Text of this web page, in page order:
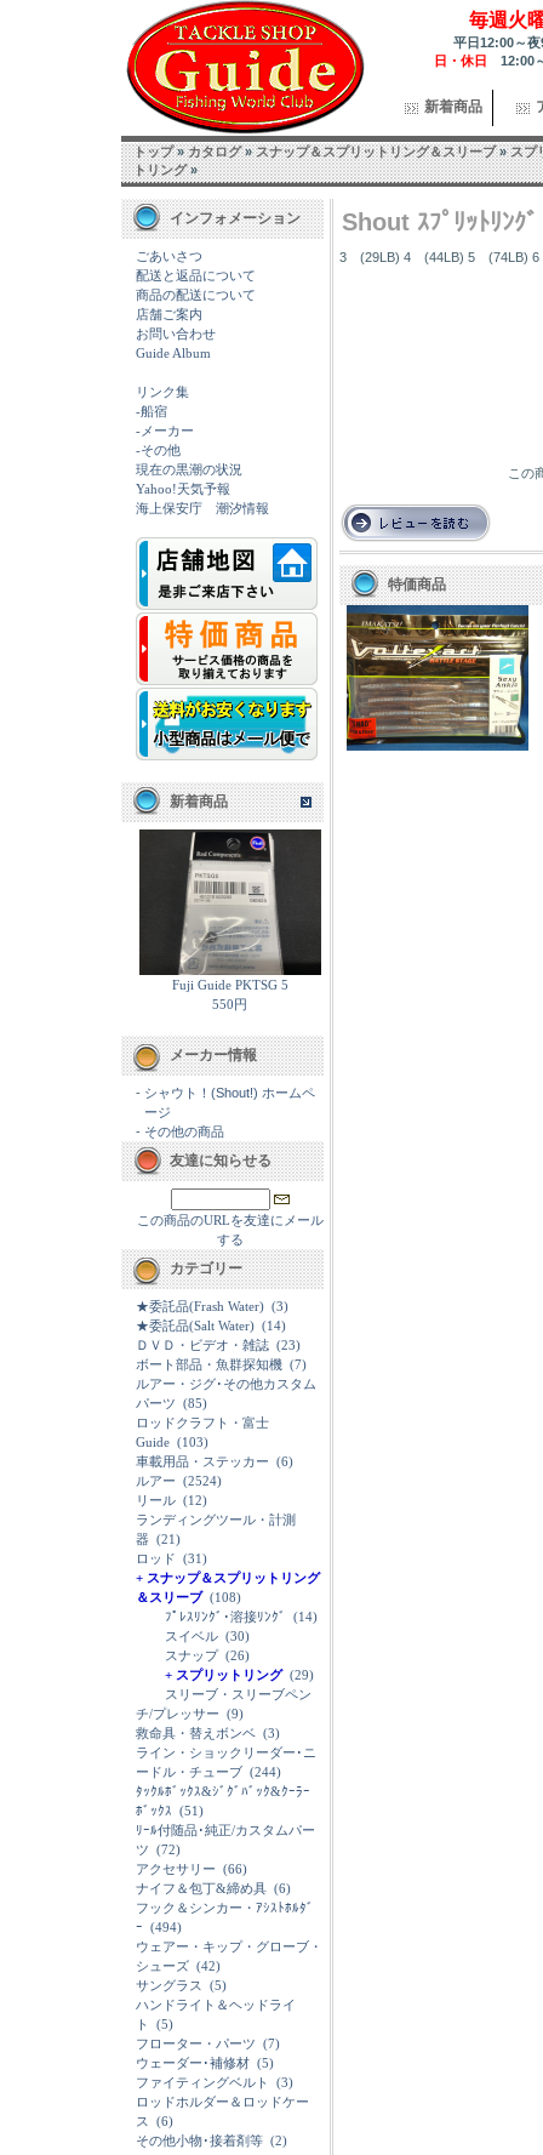
毎週火
平日12:00～
日・休日 12:00
新着商品
トップ»カタログ»スナップ＆スプリットリング＆スリーブ»スプ
トリング»
インフォメーション
ごあいさつ
配送と返品について
商品の配送について
店舗ご案内
お問い合わせ
Guide Album
リンク集
-船宿
-メーカー
-その他
現在の黒潮の状況
Yahoo!天気予報
海上保安庁 潮汐情報
新着商品
Fuji Guide PKTSG 5
550円
メーカー情報
- シャウト！(Shout!) ホームペ
ージ
- その他の商品
友達に知らせる
この商品のURLを友達にメール
する
カテゴリー
★委託品(Frash Water) (3)
★委託品(Salt Water) (14)
ＤＶＤ・ビデオ・雑誌 (23)
ボート部品・魚群探知機 (7)
ルアー・ジグ･その他カスタム
パーツ (85)
ロッドクラフト・富士
Guide (103)
車載用品・ステッカー (6)
ルアー (2524)
リール (12)
ランディングツール・計測
器 (21)
ロッド (31)
+ スナップ＆スプリットリング
＆スリーブ(108)
ﾌﾟﾚｽﾘﾝｸﾞ･溶接ﾘﾝｸﾞ
(14)
スイベル (30)
スナップ(26)
+ スプリットリング(29)
スリーブ・スリーブペン
チ/プレッサー (9)
救命具・替えボンベ (3)
ライン・ショックリーダー･ニ
ードル・チューブ (244)
ﾀｯｸﾙﾎﾞｯｸｽ&ｼﾞｸﾞﾊﾞｯｸ&ｸｰﾗｰ
ﾎﾞｯｸｽ (51)
ﾘｰﾙ付随品･純正/カスタムパー
ツ (72)
アクセサリー (66)
ナイフ＆包丁&締め具 (6)
フック＆シンカー・ｱｼｽﾄﾎﾙﾀﾞ
ｰ (494)
ウェアー・キップ・グローブ・
シューズ (42)
サングラス
(5)
ハンドライト＆ヘッドライ
ト
(5)
フローター・パーツ (7)
ウェーダー･補修材 (5)
ファイティングベルト
(3)
ロッドホルダー＆ロッドケー
ス
(6)
その他小物･接着剤等 (2)
Shout ｽﾌﾟﾘｯﾄﾘﾝｸ
3 (29LB) 4 (44LB) 5 (74LB)
この
特価商品